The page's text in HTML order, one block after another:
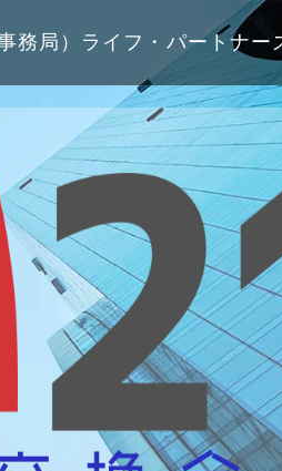
事務局）ライフ・パートナー